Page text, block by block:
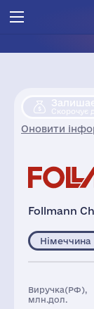
Скорочує
Оновити
Follmann
Німеччина
Виручка(РФ),
млн.дол.